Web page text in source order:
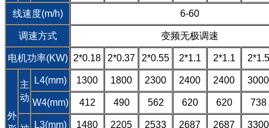
线速度(m/h) 6-60
调速方式 变频无极调速
电机功率(KW) 2*0.18 2*0.37 2*0.55 2*1.1 2*1.1 2*1.5
外
主
动
L4(mm) 1300 1800 2300 2400 2400 3000
W4(mm) 412 490 562 620 620 738
L3(mm) 1480 2205 2533 2687 2687 3300